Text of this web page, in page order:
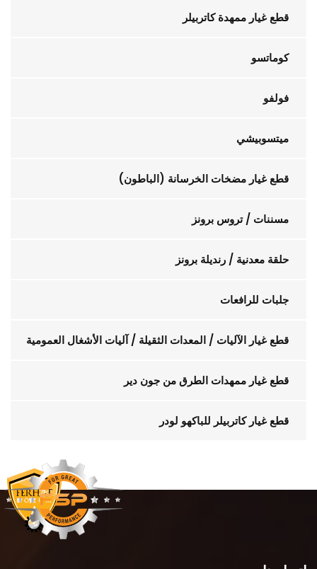
قطع غيار ممهدة كاتربيلر
كوماتسو
فولفو
ميتسوبيشي
قطع غيار مضخات الخرسانة (الباطون)
مسننات / تروس برونز
حلقة معدنية / رنديلة برونز
جلبات للرافعات
قطع غيار الآليات / المعدات الثقيلة / آليات الأشغال العمومية
قطع غيار ممهدات الطرق من جون دير
قطع غيار كاتربيلر للباكهو لودر